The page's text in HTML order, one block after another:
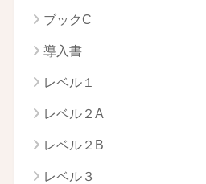
ブックC
導入書
レベル１
レベル２A
レベル２B
レベル３